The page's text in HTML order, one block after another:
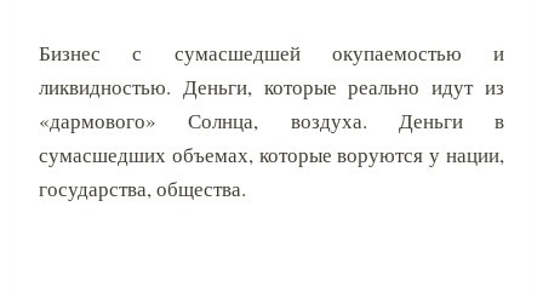
Бизнес с сумасшедшей окупаемостью и
ликвидностью. Деньги, которые реально идут из
«дармового» Солнца, воздуха. Деньги в
сумасшедших объемах, которые воруются у нации,
государства, общества.